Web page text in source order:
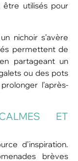
être utilisés pour
nichoir s’avère
permettent de
partageant un
ou des pots
l’après-
ET
d’inspiration.
brèves